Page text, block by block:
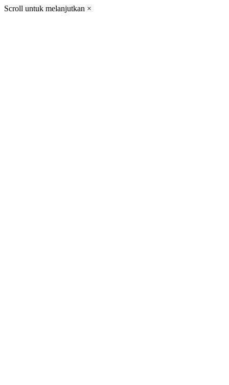
Scroll untuk melanjutkan ×